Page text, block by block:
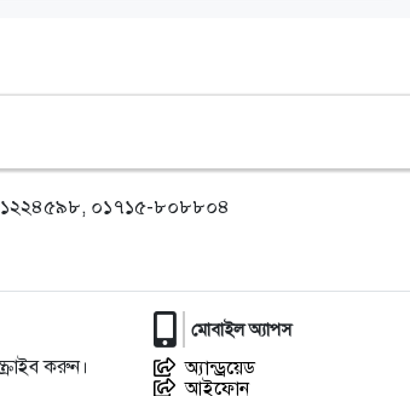
০১৭১৫-৮০৮৮০৪
করুন।
মোবাইল অ্যাপস
অ্যান্ড্রয়েড
আইফোন